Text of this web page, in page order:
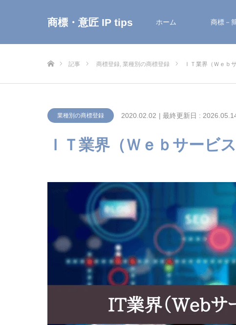
商標・意匠 IP tips ホーム 商標－
記事 商標登録, 業種別の商標登録 ＩＴ業界（Ｗｅｂ
業種別の商標登録 2020.02.02 | 最終更新日 :
ＩＴ業界（Ｗｅｂサービ